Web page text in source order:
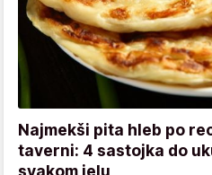
Najmekši pita hleb po
taverni: 4 sastojka do